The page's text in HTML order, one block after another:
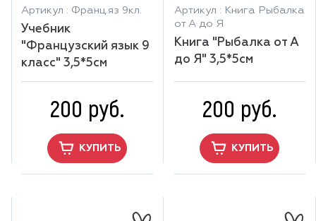
Артикул : Франц.яз 9кл.
Учебник
"Французский язык 9
класс" 3,5*5см
200 руб.
КУПИТЬ
Артикул : Книга Рыбалка
от А до Я
Книга "Рыбалка от А
до Я" 3,5*5см
200 руб.
КУПИТЬ